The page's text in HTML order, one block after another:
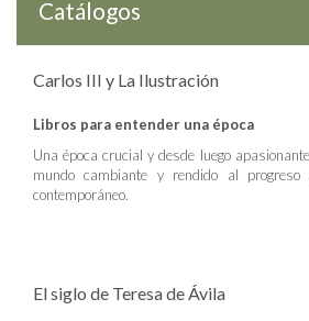
Catálogos
Carlos III y La Ilustración
Libros para entender una época
Una época crucial y desde luego
mundo cambiante y rendido al
contemporáneo.
El siglo de Teresa de Ávila